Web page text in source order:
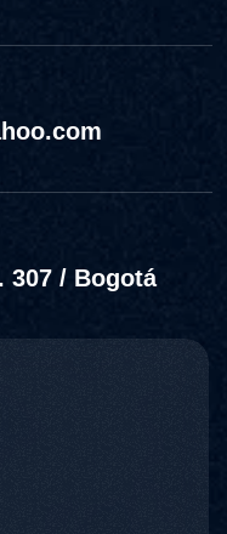
307 / Bogotá